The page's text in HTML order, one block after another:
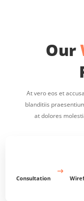
Our
At vero eos et
blanditiis
at dolores
Consultation